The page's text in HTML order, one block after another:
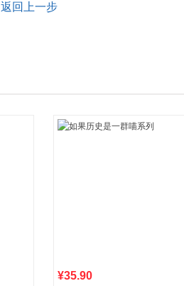
返回上一步
¥35.90